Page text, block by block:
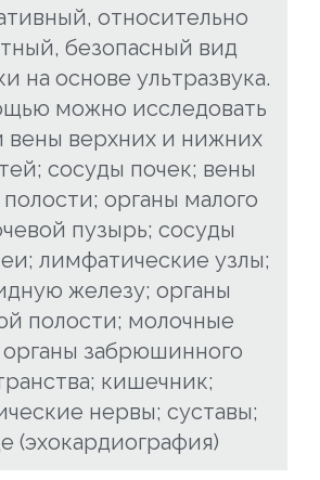
относительно
безопасный вид
на основе ультразвука.
можно исследовать
вены верхних и нижних
сосуды почек; вены
органы малого
пузырь; сосуды
лимфатические узлы;
железу; органы
полости; молочные
забрюшинного
кишечник;
нервы; суставы;
(эхокардиография)